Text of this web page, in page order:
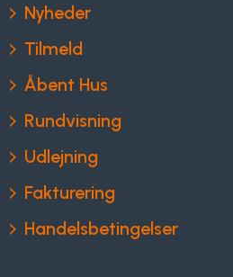
Nyheder
Tilmeld
Åbent Hus
Rundvisning
Udlejning
Fakturering
Handelsbetingelser